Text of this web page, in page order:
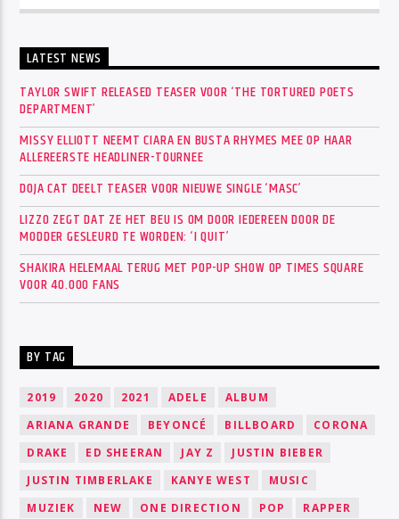
LATEST NEWS
TAYLOR SWIFT RELEASED TEASER VOOR ‘THE TORTURED POETS
DEPARTMENT’
MISSY ELLIOTT NEEMT CIARA EN BUSTA RHYMES MEE OP HAAR
ALLEREERSTE HEADLINER-TOURNEE
DOJA CAT DEELT TEASER VOOR NIEUWE SINGLE ‘MASC’
LIZZO ZEGT DAT ZE HET BEU IS OM DOOR IEDEREEN DOOR DE
MODDER GESLEURD TE WORDEN: ‘I QUIT’
SHAKIRA HELEMAAL TERUG MET POP-UP SHOW OP TIMES SQUARE
VOOR 40.000 FANS
BY TAG
2019 2020 2021 ADELE
ALBUM
ARIANA GRANDE
BEYONCÉ BILLBOARD
CORONA
DRAKE
ED SHEERAN JAY Z
JUSTIN BIEBER
JUSTIN TIMBERLAKE
KANYE WEST
MUSIC
MUZIEK
NEW ONE DIRECTION POP
RAPPER